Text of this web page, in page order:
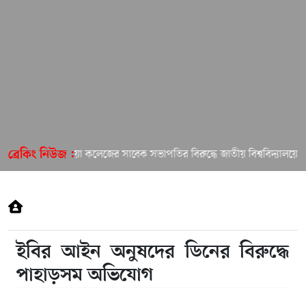
ব্রেকিং নিউজ :
ইসলামিয়া কলেজের সাবেক সভাপতির বিরুদ্ধে জাতীয় বিশ্ববিদ্যালয়ে
ইবির আইন অনুষদের ডিনের বিরুদ্ধে
পাহাড়সম অভিযোগ